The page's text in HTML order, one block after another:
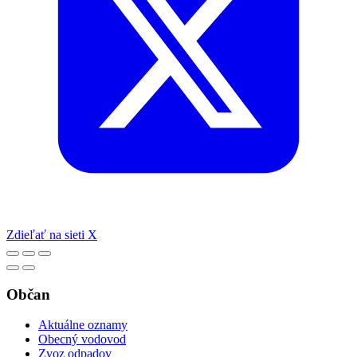
Zdieľať na sieti X
Občan
Aktuálne oznamy
Obecný vodovod
Zvoz odpadov